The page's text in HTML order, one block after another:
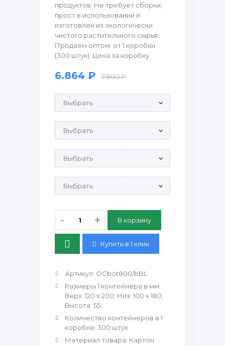
продуктов. Не требует сборки,
прост в использовании и
изготовлен из экологически
чистого растительного сырья.
Продаём оптом: от 1 коробки
(300 штук). Цена за коробку.
6.864 ₽ 7.800 ₽
Продающие рулонные этикетки:
Крышка OC 800-800sm/0 ПЭТ:
Крышка OC 800-800sm/20 ПЭТ:
Крышка OC 800-800sm/0 Крафт PP:
- +
Купить в 1 клик
Артикул: OCbot800/bBL
Размеры 1 контейнера в мм:
Верх: 120 х 200; Низ: 100 х 180;
Высота: 55
Количество контейнеров в 1
коробке: 300 штук
Материал товара: Картон